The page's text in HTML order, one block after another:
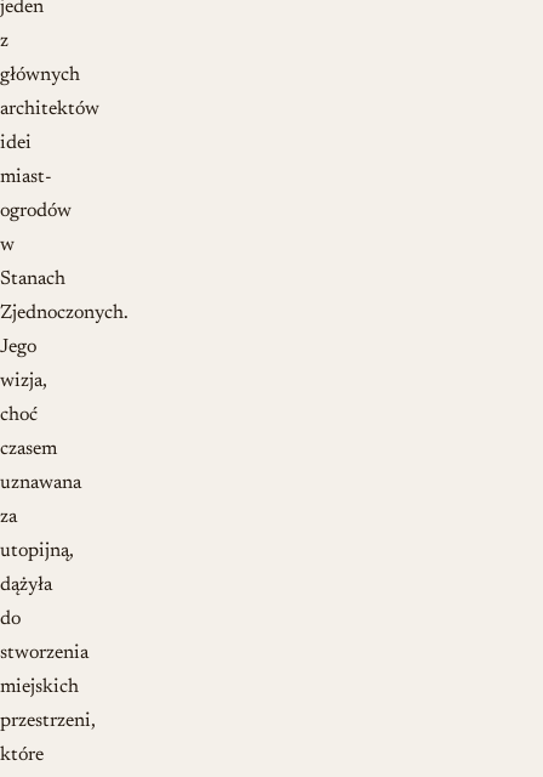
jeden
z
głównych
architektów
idei
miast-
ogrodów
w
Stanach
Zjednoczonych.
Jego
wizja,
choć
czasem
uznawana
za
utopijną,
dążyła
do
stworzenia
miejskich
przestrzeni,
które